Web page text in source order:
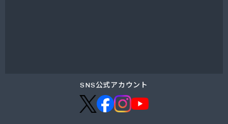
SNS公式アカウント